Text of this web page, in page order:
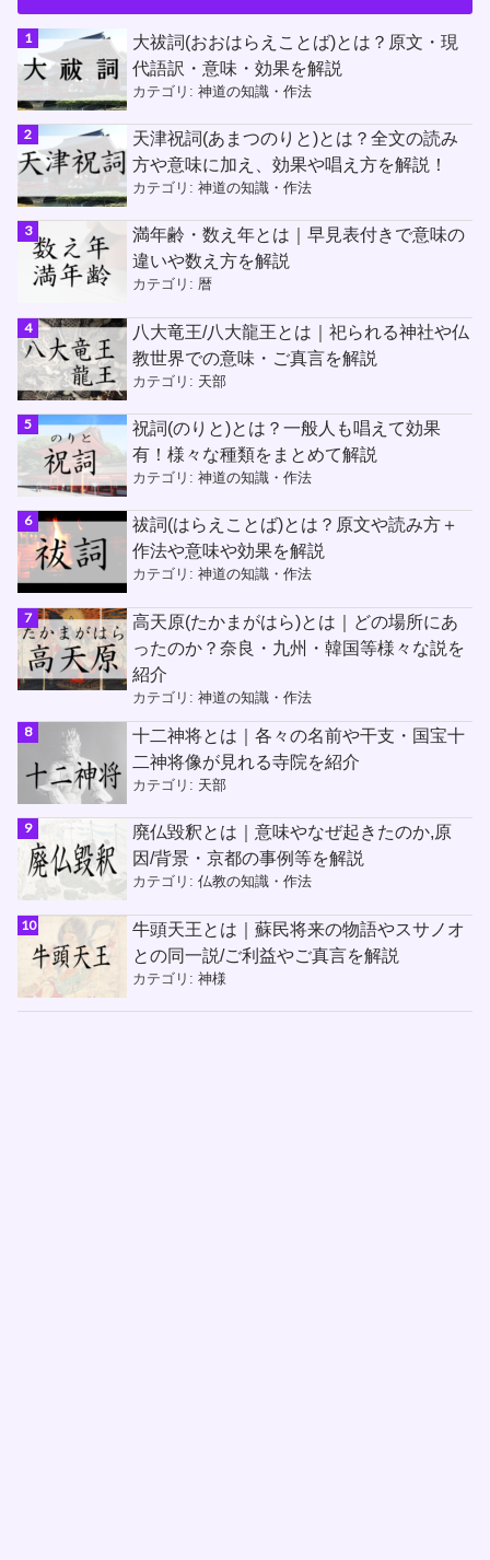
大祓詞(おおはらえことば)とは？原文・現
代語訳・意味・効果を解説
カテゴリ:神道の知識・作法
天津祝詞(あまつのりと)とは？全文の読み
方や意味に加え、効果や唱え方を解説！
カテゴリ:神道の知識・作法
満年齢・数え年とは｜早見表付きで意味の
違いや数え方を解説
カテゴリ: 暦
八大竜王/八大龍王とは｜祀られる神社や仏
教世界での意味・ご真言を解説
カテゴリ: 天部
祝詞(のりと)とは？一般人も唱えて効果
有！様々な種類をまとめて解説
カテゴリ:神道の知識・作法
祓詞(はらえことば)とは？原文や読み方＋
作法や意味や効果を解説
カテゴリ:神道の知識・作法
高天原(たかまがはら)とは｜どの場所にあ
ったのか？奈良・九州・韓国等様々な説を
紹介
カテゴリ:神道の知識・作法
十二神将とは｜各々の名前や干支・国宝十
二神将像が見れる寺院を紹介
カテゴリ: 天部
廃仏毀釈とは｜意味やなぜ起きたのか,原
因/背景・京都の事例等を解説
カテゴリ:仏教の知識・作法
牛頭天王とは｜蘇民将来の物語やスサノオ
との同一説/ご利益やご真言を解説
カテゴリ:神様